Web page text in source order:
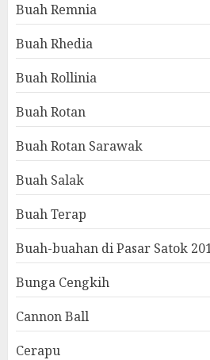
Buah Remnia
Buah Rhedia
Buah Rollinia
Buah Rotan
Buah Rotan Sarawak
Buah Salak
Buah Terap
Buah-buahan di Pasar Satok
Bunga Cengkih
Cannon Ball
Cerapu